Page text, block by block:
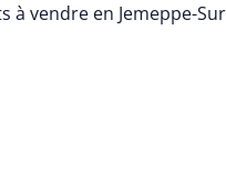
à vendre en Jemeppe-